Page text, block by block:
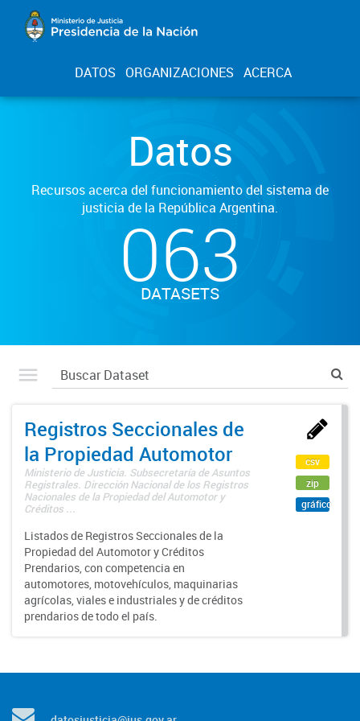
DATOS ORGANIZACIONES ACERCA
Datos
Recursos acerca del funcionamiento del sistema de
justicia de la República Argentina.
063
DATASETS
Registros Seccionales de
la Propiedad Automotor
Ministerio de Justicia. Subsecretaría de Asuntos
Registrales. Dirección Nacional de los Registros
Nacionales de la Propiedad del Automotor y
Créditos ...
Listados de Registros Seccionales de la
Propiedad del Automotor y Créditos
Prendarios, con competencia en
automotores, motovehículos, maquinarias
agrícolas, viales e industriales y de créditos
prendarios de todo el país.
csv
zip
gráfico